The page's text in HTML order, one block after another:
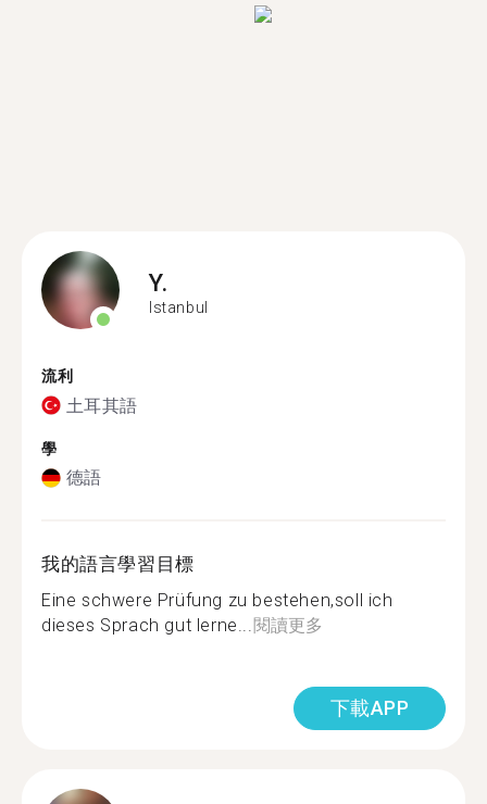
Y.
Istanbul
流利
土耳其語
學
德語
我的語言學習目標
Eine schwere Prüfung zu bestehen,soll ich
dieses Sprach gut lerne...閱讀更多
下載APP